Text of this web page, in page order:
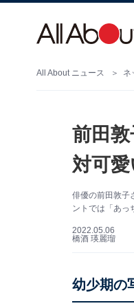
All About ニュース ネ
前田
対可
俳優の前田敦子
ントでは「あっ
2022.05.06
橋酒 瑛麗瑠
幼少期の